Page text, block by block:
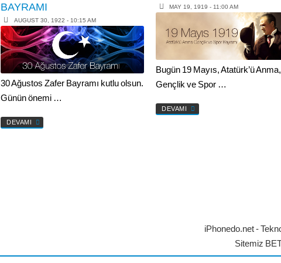
BAYRAMI
AUGUST 30, 1922 - 10:15 AM
30 Ağustos Zafer Bayramı kutlu olsun.
Günün önemi …
DEVAMI
MAY 19, 1919 - 11:00 AM
Bugün 19 Mayıs, Atatürk’ü Anma,
Gençlik ve Spor …
DEVAMI
iPhonedo.net -
Sitemiz